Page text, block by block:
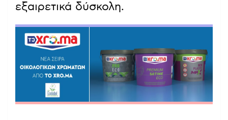
εξαιρετικά δύσκολη.